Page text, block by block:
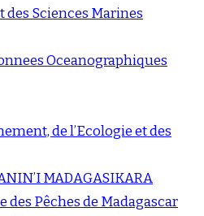
Sciences Marines
Oceanographiques
de l’Ecologie et des
MADAGASIKARA
des Pêches de Madagascar